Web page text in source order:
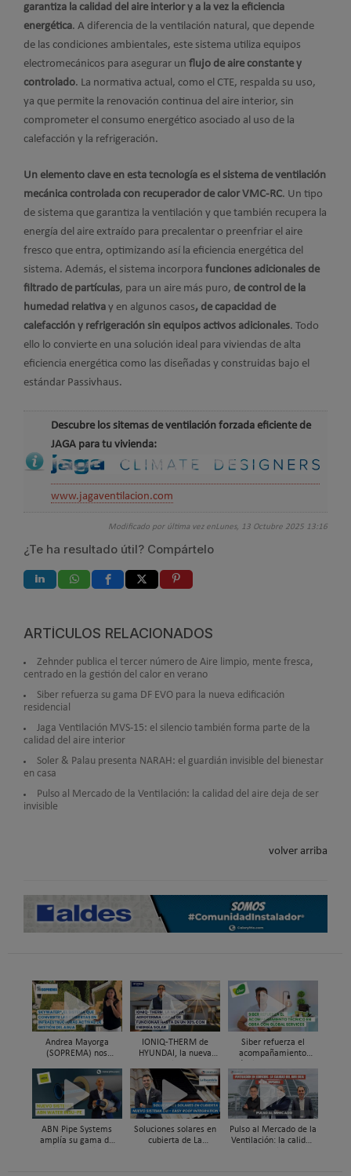
garantiza la calidad del aire interior y a la vez la eficiencia
energética. A diferencia de la ventilación natural, que depende
de las condiciones ambientales, este sistema utiliza equipos
electromecánicos para asegurar un flujo de aire constante y
controlado. La normativa actual, como el CTE, respalda su uso,
ya que permite la renovación continua del aire interior, sin
comprometer el consumo energético asociado al uso de la
calefacción y la refrigeración.
Un elemento clave en esta tecnología es el sistema de ventilación
mecánica controlada con recuperador de calor VMC-RC. Un tipo
de sistema que garantiza la ventilación y que también recupera la
energía del aire extraído para precalentar o preenfriar el aire
fresco que entra, optimizando así la eficiencia energética del
sistema. Además, el sistema incorpora funciones adicionales de
filtrado de partículas, para un aire más puro, de control de la
humedad relativa y en algunos casos, de capacidad de
calefacción y refrigeración sin equipos activos adicionales. Todo
ello lo convierte en una solución ideal para viviendas de alta
eficiencia energética como las diseñadas y construidas bajo el
estándar Passivhaus.
Descubre los sitemas de ventilación forzada eficiente de
JAGA para tu vivienda:
www.jagaventilacion.com
Modificado por última vez enLunes, 13 Octubre 2025 13:16
¿Te ha resultado útil? Compártelo
ARTÍCULOS RELACIONADOS
Zehnder publica el tercer número de Aire limpio, mente fresca,
centrado en la gestión del calor en verano
Siber refuerza su gama DF EVO para la nueva edificación
residencial
Jaga Ventilación MVS-15: el silencio también forma parte de la
calidad del aire interior
Soler & Palau presenta NARAH: el guardián invisible del bienestar
en casa
Pulso al Mercado de la Ventilación: la calidad del aire deja de ser
invisible
volver arriba
Andrea Mayorga
(SOPREMA) nos
cubierta azul-verde
IONIQ-THERM de
HYUNDAI, la nueva
funcionar hasta en un
98% con energía solar
Siber refuerza el
acompañamiento
soporte al instalador
con Global Services
ABN Pipe Systems
amplía su gama de
Soluciones solares en
cubierta de La
Pulso al Mercado de la
Ventilación: la calidad